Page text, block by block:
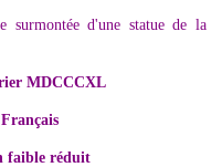
surmontée d'une statue de la
MDCCCXL
faible réduit